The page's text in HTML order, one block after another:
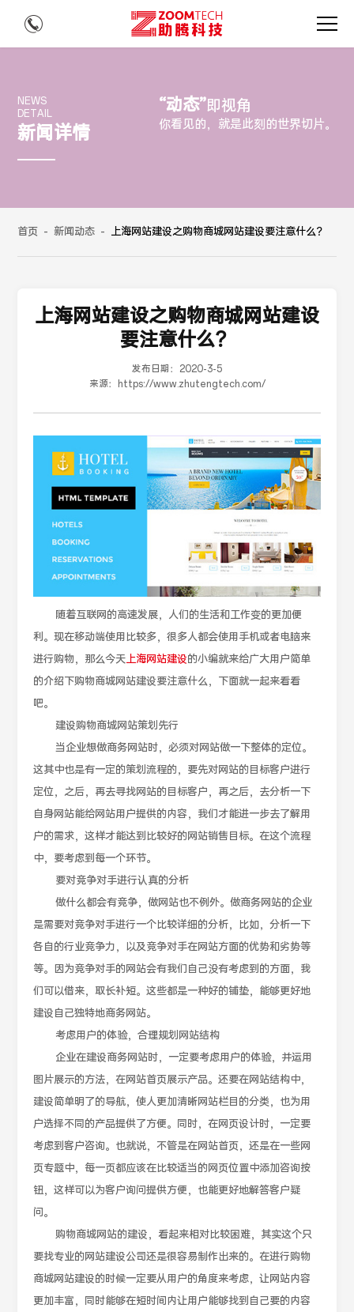
NEWS
DETAIL
新闻详情
“动态”即视角
你看见的，就是此刻的世界切片。
首页 - 新闻动态 - 上海网站建设之购物商城网站建设要注意什么？
上海网站建设之购物商城网站建设
要注意什么？
发布日期： 2020-3-5
来源：
https://www.zhutengtech.com/
随着互联网的高速发展，人们的生活和工作变的更加便
利。现在移动端使用比较多，很多人都会使用手机或者电脑来
进行购物，那么今天上海网站建设的小编就来给广大用户简单
的介绍下购物商城网站建设要注意什么，下面就一起来看看
吧。
建设购物商城网站策划先行
当企业想做商务网站时，必须对网站做一下整体的定位。
这其中也是有一定的策划流程的，要先对网站的目标客户进行
定位，之后，再去寻找网站的目标客户，再之后，去分析一下
自身网站能给网站用户提供的内容，我们才能进一步去了解用
户的需求，这样才能达到比较好的网站销售目标。在这个流程
中，要考虑到每一个环节。
要对竞争对手进行认真的分析
做什么都会有竞争，做网站也不例外。做商务网站的企业
是需要对竞争对手进行一个比较详细的分析，比如，分析一下
各自的行业竞争力，以及竞争对手在网站方面的优势和劣势等
等。因为竞争对手的网站会有我们自己没有考虑到的方面，我
们可以借来，取长补短。这些都是一种好的铺垫，能够更好地
建设自己独特地商务网站。
考虑用户的体验，合理规划网站结构
企业在建设商务网站时，一定要考虑用户的体验，并运用
图片展示的方法，在网站首页展示产品。还要在网站结构中，
建设简单明了的导航，使人更加清晰网站栏目的分类，也为用
户选择不同的产品提供了方便。同时，在网页设计时，一定要
考虑到客户咨询。也就说，不管是在网站首页，还是在一些网
页专题中，每一页都应该在比较适当的网页位置中添加咨询按
钮，这样可以为客户询问提供方便，也能更好地解答客户疑
问。
购物商城网站的建设，看起来相对比较困难，其实这个只
要找专业的网站建设公司还是很容易制作出来的。在进行购物
商城网站建设的时候一定要从用户的角度来考虑，让网站内容
更加丰富，同时能够在短时间内让用户能够找到自己要的内容